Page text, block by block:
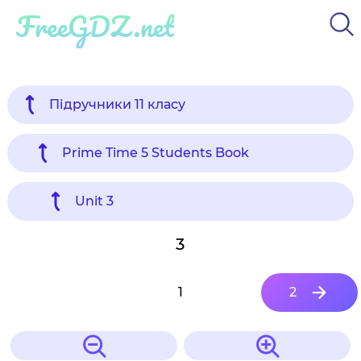
FreeGDZ.net
Підручники 11 класу
Prime Time 5 Students Book
Unit 3
3
1 2